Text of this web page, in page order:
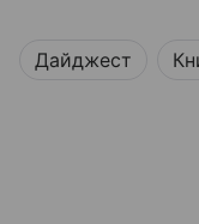
Дайджест